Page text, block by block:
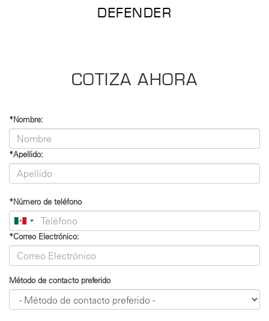
DEFENDER
2023
CAN-AM RYKER
2025
CAN-AM PULSE
2026
SPARK
COTIZA AHORA
*Nombre:
*Apellido:
*Número de teléfono
*Correo Electrónico:
Método de contacto preferido